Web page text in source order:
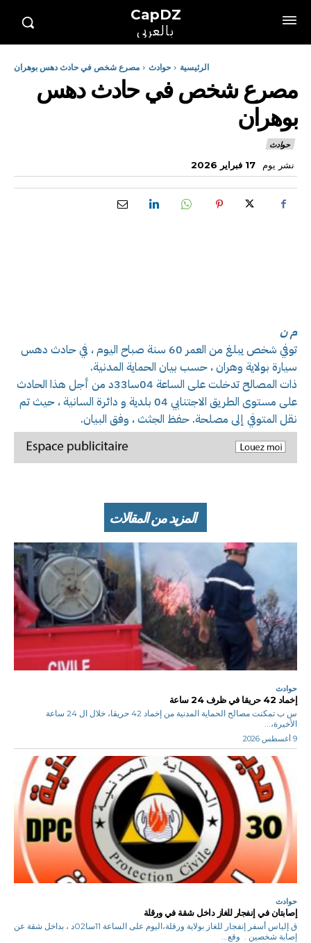
CapDZ
بالعربي
الرئيسية حوادث مصرع شخص في حادث دهس بوهران
مصرع شخص في حادث دهس
بوهران
حوادث
نشر يوم 17 فبراير 2026
م ن
توفي شخص يبلغ من العمر 60 سنة صباح اليوم ، في حادث دهس
سيارة بولاية وهران ، حسب بيان الحماية المدنية.
ذات المصالح تدخلت على الساعة 04سا33د من أجل هذا الحادث
على مستوى الطريق الاجتنابي 04 بلدية و دائرة السانية ، حيث تم
نقل المتوفي إلى مصلحة. حفظ الجثث ، وفق البيان.
المزيد من المقالات
حوادث
إخماد 42 حريقا في ظرف 24 ساعة
س ب تمكنت مصالح الحماية المدنية من إخماد 42 حريقا، خلال ال 24 ساعة
الأخيرة،...
9 أغسطس 2026
حوادث
إصابتان في إنفجار للغاز داخل شقة في ورقلة
ق.إلياس أسفر إنفجار للغاز بولاية ورقلة،اليوم على الساعة 11سا02د ، بداخل شقة عن
إصابة شخصين . وقع...